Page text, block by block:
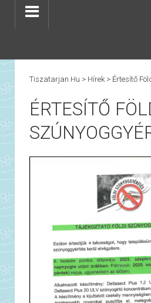
Tiszatarjan.hu > Hírek> Értesítő
ÉRTESÍTŐ